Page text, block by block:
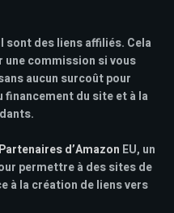
des liens affiliés. Cela
une commission si vous
aucun surcoût pour
financement du site et à la
d’Amazon EU, un
permettre à des sites de
à la création de liens vers